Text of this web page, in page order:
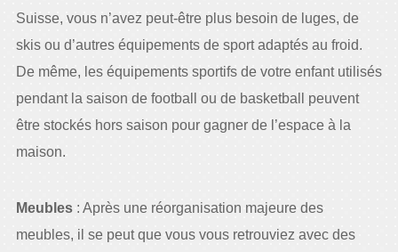
Suisse, vous n’avez peut-être plus besoin de luges, de
skis ou d’autres équipements de sport adaptés au froid.
De même, les équipements sportifs de votre enfant utilisés
pendant la saison de football ou de basketball peuvent
être stockés hors saison pour gagner de l’espace à la
maison.
Meubles: Après une réorganisation majeure des
meubles, il se peut que vous vous retrouviez avec des